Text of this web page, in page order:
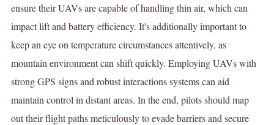
ensure their UAVs are capable of handling thin air, which can
impact lift and battery efficiency. It's additionally important to
keep an eye on temperature circumstances attentively, as
mountain environment can shift quickly. Employing UAVs with
strong GPS signs and robust interactions systems can aid
maintain control in distant areas. In the end, pilots should map
out their flight paths meticulously to evade barriers and secure